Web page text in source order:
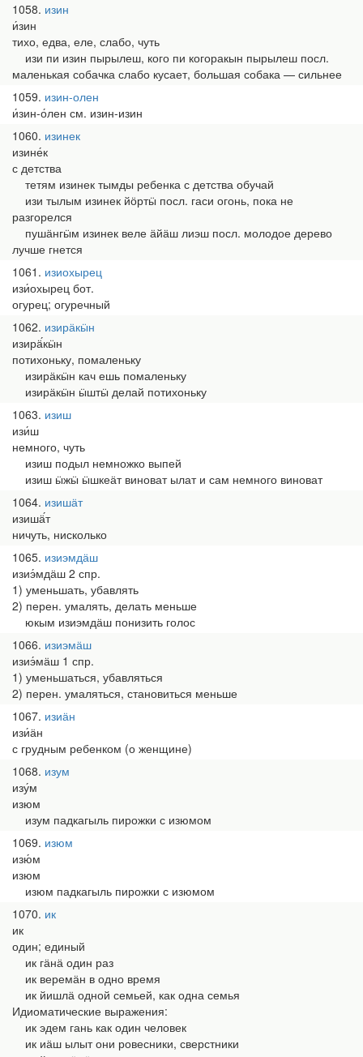
1058 изин
и́зин
тихо, едва, еле, слабо, чуть
изи пи изин пырылеш, кого пи когоракын пырылеш посл.
маленькая собачка слабо кусает, большая собака — сильнее
1059 изин-олен
и́зин-о́лен см. изин-изин
1060 изинек
изине́к
с детства
тетям изинек тымды ребенка с детства обучай
изи тылым изинек йӧртӹ посл. гаси огонь, пока не
разгорелся
пушӓнгӹм изинек веле ӓйӓш лиэш посл. молодое дерево
лучше гнется
1061 изиохырец
изи́охырец бот.
огурец; огуречный
1062 изирӓкӹн
изирӓ́кӹн
потихоньку, помаленьку
изирӓкӹн кач ешь помаленьку
изирӓкӹн ӹштӹ делай потихоньку
1063 изиш
изи́ш
немного, чуть
изиш подыл немножко выпей
изиш ӹжӹ ӹшкеӓт виноват ылат и сам немного виноват
1064 изишӓт
изишӓ́т
ничуть, нисколько
1065 изиэмдӓш
изиэ́мдӓш 2 спр.
1) уменьшать, убавлять
2) перен. умалять, делать меньше
юкым изиэмдӓш понизить голос
1066 изиэмӓш
изиэ́мӓш 1 спр.
1) уменьшаться, убавляться
2) перен. умаляться, становиться меньше
1067 изиӓн
изи́ӓн
с грудным ребенком (о женщине)
1068 изум
изу́м
изюм
изум падкагыль пирожки с изюмом
1069 изюм
изю́м
изюм
изюм падкагыль пирожки с изюмом
1070 ик
ик
один; единый
ик гӓнӓ один раз
ик веремӓн в одно время
ик йишлӓ одной семьей, как одна семья
Идиоматические выражения:
ик эдем гань как один человек
ик иӓш ылыт они ровесники, сверстники